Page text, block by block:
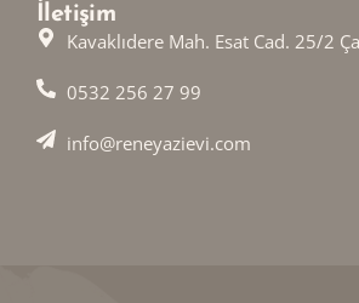
İletişim
Kavaklıdere Mah. Esat Cad. 25/2
0532 256 27 99
info@reneyazievi.com